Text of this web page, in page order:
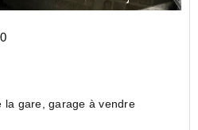
la gare, garage à vendre